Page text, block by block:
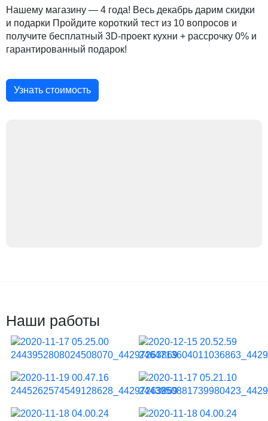
Нашему магазину — 4 года! Весь декабрь дарим скидки
и подарки Пройдите короткий тест из 10 вопросов и
получите бесплатный 3D-проект кухни + рассрочку 0% и
гарантированный подарок!
Узнать стоимость
Наши работы